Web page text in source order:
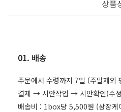
상품
01. 배송
주문에서 수령까지 7일 (주말제외
결제 → 시안작업 → 시안확인(수
배송비 : 1box당 5,500원 (상장케